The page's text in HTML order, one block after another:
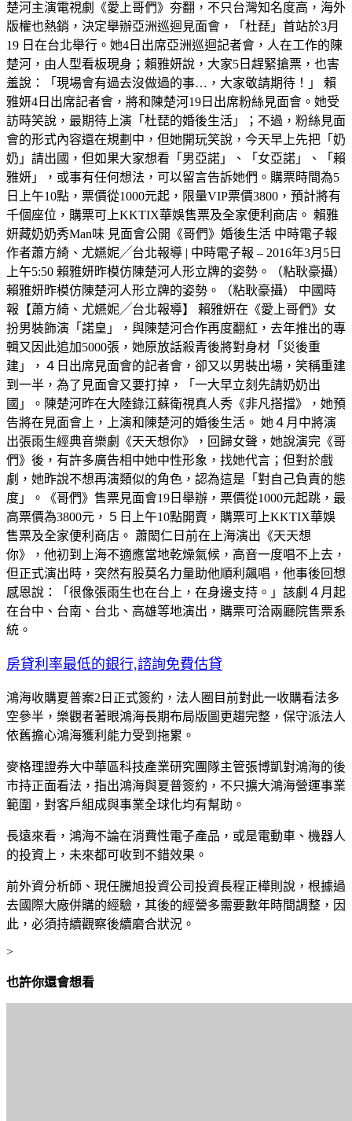
楚河主演電視劇《愛上哥們》夯翻，不只台灣知名度高，海外
版權也熱銷，決定舉辦亞洲巡迴見面會，「杜琵」首站於3月
19 日在台北舉行。她4日出席亞洲巡迴記者會，人在工作的陳
楚河，由人型看板現身；賴雅妍說，大家5日趕緊搶票，也害
羞說：「現場會有過去沒做過的事…，大家敬請期待！」 賴
雅妍4日出席記者會，將和陳楚河19日出席粉絲見面會。她受
訪時笑說，最期待上演「杜琵的婚後生活」；不過，粉絲見面
會的形式內容還在規劃中，但她開玩笑說，今天早上先把「奶
奶」請出國，但如果大家想看「男亞諾」、「女亞諾」、「賴
雅妍」，或事有任何想法，可以留言告訴她們。購票時間為5
日上午10點，票價從1000元起，限量VIP票價3800，預計將有
千個座位，購票可上KKTIX華娛售票及全家便利商店。 賴雅
妍藏奶奶秀Man味 見面會公開《哥們》婚後生活 中時電子報
作者蕭方綺、尤嬿妮╱台北報導 | 中時電子報 – 2016年3月5日
上午5:50 賴雅妍昨模仿陳楚河人形立牌的姿勢。（粘耿豪攝）
賴雅妍昨模仿陳楚河人形立牌的姿勢。（粘耿豪攝） 中國時
報【蕭方綺、尤嬿妮╱台北報導】 賴雅妍在《愛上哥們》女
扮男裝飾演「諾皇」，與陳楚河合作再度翻紅，去年推出的專
輯又因此追加5000張，她原放話殺青後將對身材「災後重
建」，４日出席見面會的記者會，卻又以男裝出場，笑稱重建
到一半，為了見面會又要打掉，「一大早立刻先請奶奶出
國」。陳楚河昨在大陸錄江蘇衛視真人秀《非凡搭擋》，她預
告將在見面會上，上演和陳楚河的婚後生活。 她４月中將演
出張雨生經典音樂劇《天天想你》，回歸女聲，她說演完《哥
們》後，有許多廣告相中她中性形象，找她代言；但對於戲
劇，她昨說不想再演類似的角色，認為這是「對自己負責的態
度」。《哥們》售票見面會19日舉辦，票價從1000元起跳，最
高票價為3800元，５日上午10點開賣，購票可上KKTIX華娛
售票及全家便利商店。 蕭閎仁日前在上海演出《天天想
你》，他初到上海不適應當地乾燥氣候，高音一度唱不上去，
但正式演出時，突然有股莫名力量助他順利飆唱，他事後回想
感恩說：「很像張雨生也在台上，在身邊支持。」該劇４月起
在台中、台南、台北、高雄等地演出，購票可洽兩廳院售票系
統。
房貸利率最低的銀行,諮詢免費估貸
鴻海收購夏普案2日正式簽約，法人圈目前對此一收購看法多
空參半，樂觀者著眼鴻海長期布局版圖更趨完整，保守派法人
依舊擔心鴻海獲利能力受到拖累。
麥格理證券大中華區科技產業研究團隊主管張博凱對鴻海的後
市持正面看法，指出鴻海與夏普簽約，不只擴大鴻海營運事業
範圍，對客戶組成與事業全球化均有幫助。
長遠來看，鴻海不論在消費性電子產品，或是電動車、機器人
的投資上，未來都可收到不錯效果。
前外資分析師、現任騰旭投資公司投資長程正樺則說，根據過
去國際大廠併購的經驗，其後的經營多需要數年時間調整，因
此，必須持續觀察後續磨合狀況。
>
也許你還會想看